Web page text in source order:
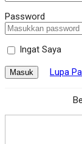
Password
Ingat Saya
Masuk Lupa